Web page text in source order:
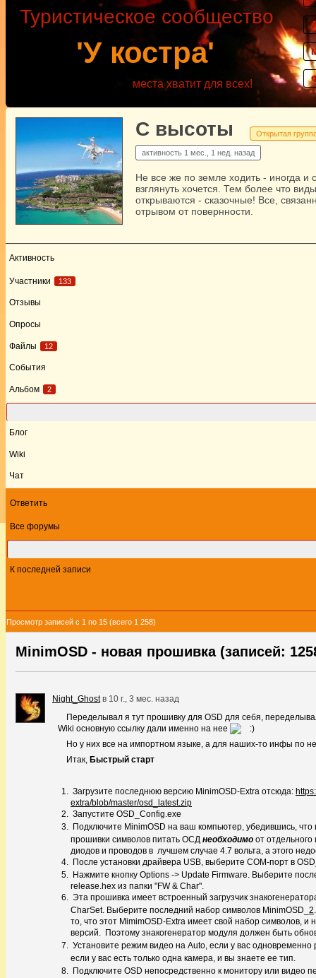
'У костра'
Туристическое сообщество
места хватит для всех!
С высоты Открытая
активность 1 мес., 1 нед. назад
Не все же по земле ходить - иногда и
взглянуть хочется. Тем более что виды
открываются - сказочные! Все,
отрывом от повернности.
Активность
Участники 133
Отзывы
Опросы
Файлы 12
События
Альбом 2
Блог
Wiki
Чат
Ответить
Все форумы
К последней записи
Просмотр записей с 1 по 15 (всего 1 258)
MinimOSD - новая прошивка (записей:
Night_Ghostв 10 г., 3 мес. назад
Переделывал я тут прошивку для OSD для себя,
Wiki основную ссылку дали именно на нее
Но у них все на импортном языке, а для наших-то инфы по
Итак, Быстрый старт
Загрузите последнюю версию MinimOSD-Extra отсюда:
extra/blob/master/osd_latest.zip
Запустите OSD_Config.exe
Подключите MinimOSD на ваш компьютер, убедившись,
прошивки символов питать ОСД необходимо от
диодов и проводов в лучшем случае 4.7 вольта, а этого
После установки драйвера USB, выберите COM-порт в
Нажмите кнопку Options -> Update Firmware. Выберите
release.hex из папки "FW & Char".
Эта прошивка имеет встроенный загрузчик
CharSet. Выберите последний набор символов MinimOSD_ 2
то, что этот MimimOSD-Extra имеет свой набор символов, и
версий. Поэтому знакогенератор модуля должен быть
Установите режим видео на Auto, если у вас
если у вас есть только одна камера, и вы знаете ее тип.
Подключите OSD непосредственно к монитору или видео